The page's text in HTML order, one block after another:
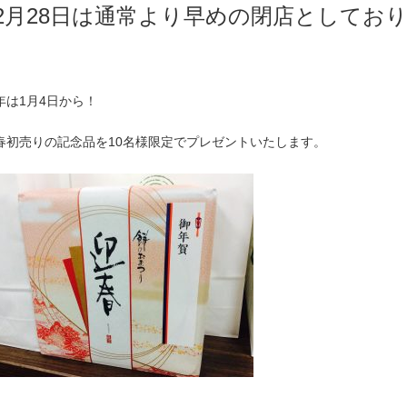
月28日は通常より早めの閉店としてお
は1月4日から！
初売りの記念品を10名様限定でプレゼントいたします。